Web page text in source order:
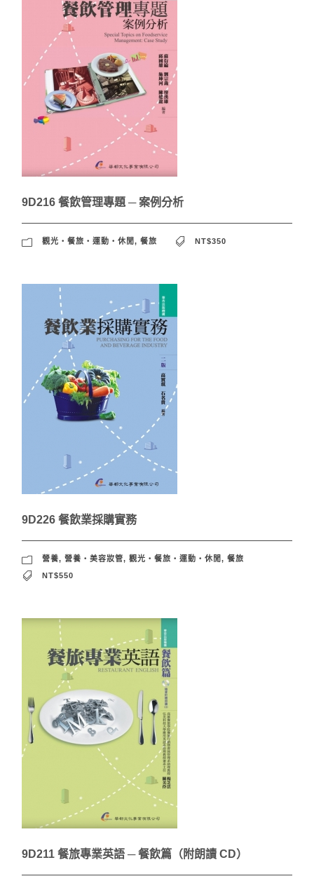
9D216 餐飲管理專題 ─ 案例分析
觀光‧餐旅‧運動‧休閒 , 餐旅 NT$350
9D226 餐飲業採購實務
營養, 營養‧美容妝管, 觀光‧餐旅‧運動‧休閒 , 餐旅
NT$550
9D211 餐旅專業英語 ─ 餐飲篇（附朗讀 CD）